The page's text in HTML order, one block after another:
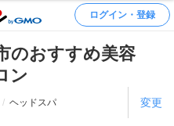
ログイン・登録
のおすすめ美容
ン
ヘッドスパ 変更